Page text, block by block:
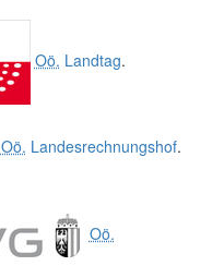
Oö. Landtag.
Oö. Landesrechnungshof.
Oö.